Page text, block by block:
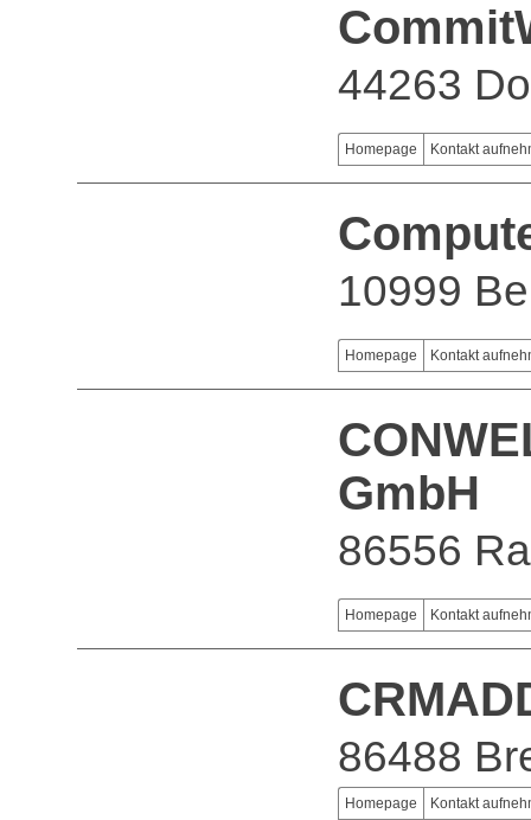
44263
Homepage Kontakt
10999
Homepage Kontakt
GmbH
86556
Homepage Kontakt
86488
Homepage Kontakt